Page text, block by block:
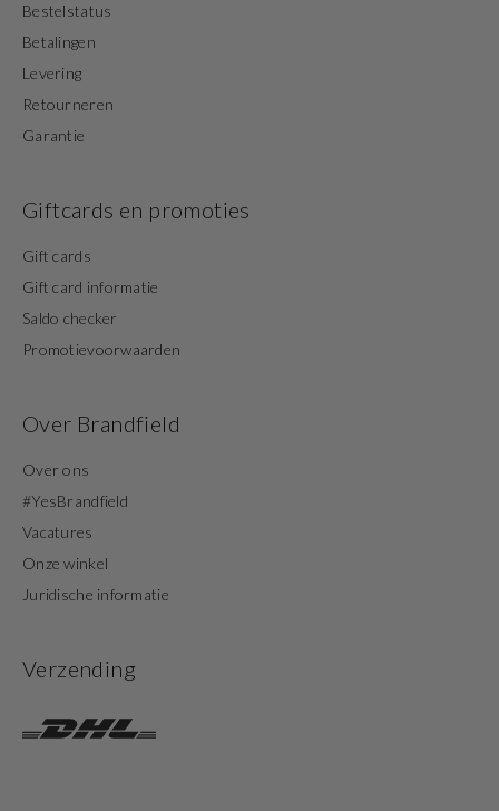
Bestelstatus
Betalingen
Levering
Retourneren
Garantie
Giftcards en promoties
Gift cards
Gift card informatie
Saldo checker
Promotievoorwaarden
Over Brandfield
Over ons
#YesBrandfield
Vacatures
Onze winkel
Juridische informatie
Verzending